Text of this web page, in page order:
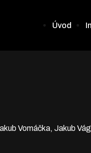
Úvod
Vomáčka, Jakub